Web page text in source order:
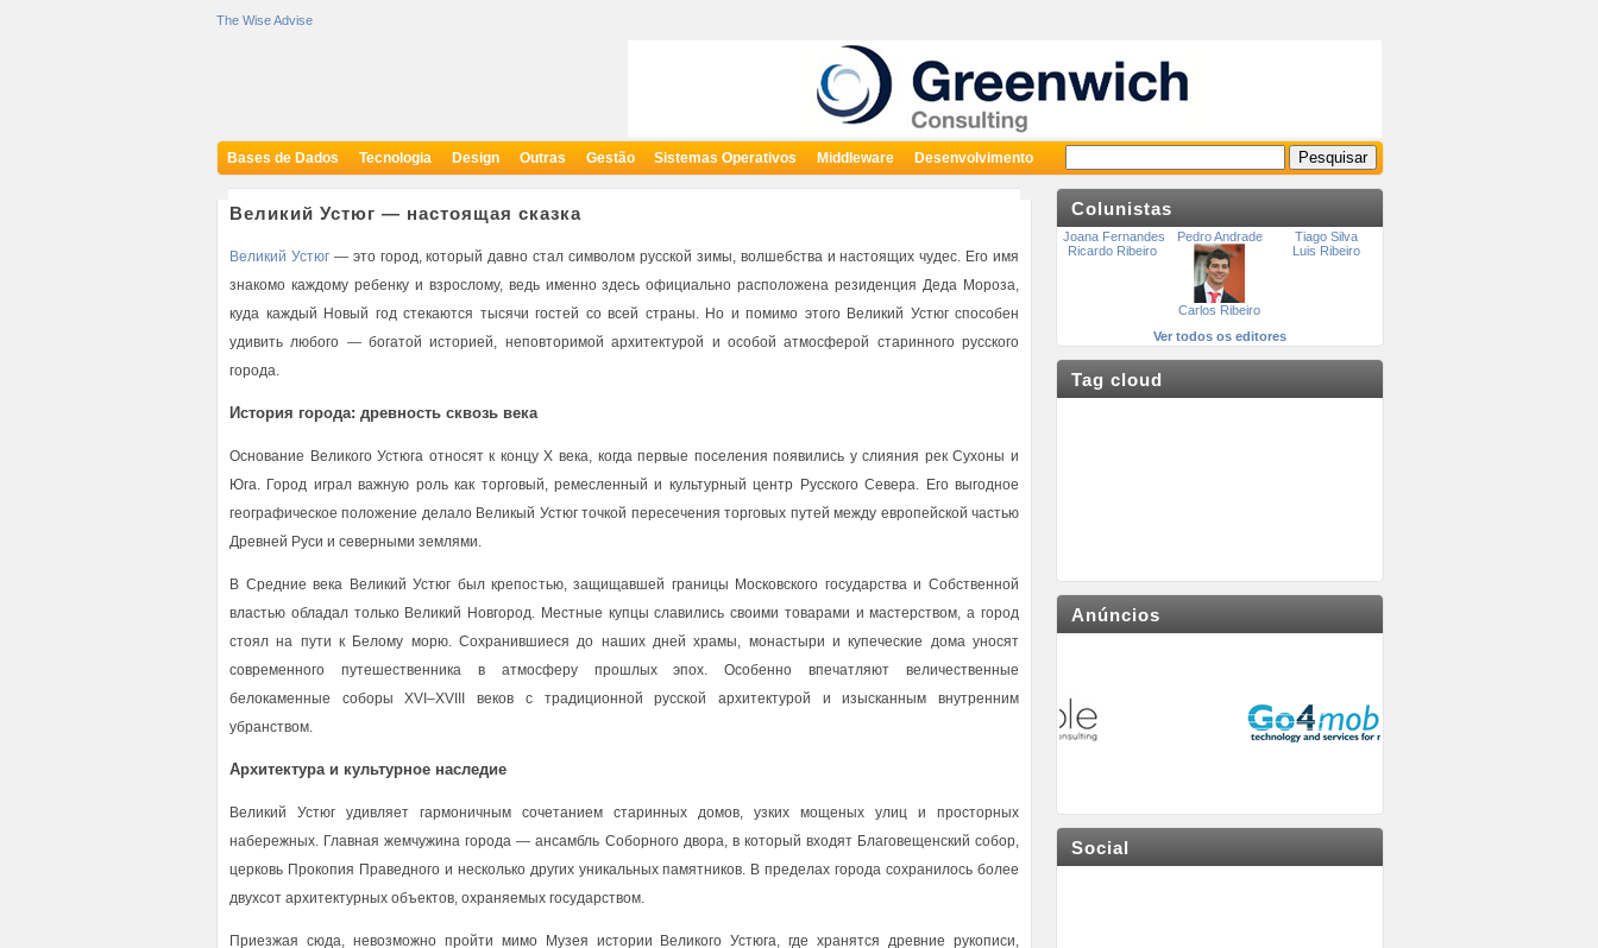
The Wise Advise
Bases de Dados Tecnologia Design Outras Gestão Sistemas Operativos Middleware Desenvolvimento
Великий Устюг — настоящая сказка
Великий Устюг— это город, который давно стал символом русской зимы, волшебства и настоящих чудес. Его имя
знакомо каждому ребенку и взрослому, ведь именно здесь официально расположена резиденция Деда Мороза,
куда каждый Новый год стекаются тысячи гостей со всей страны. Но и помимо этого Великий Устюг способен
удивить любого — богатой историей, неповторимой архитектурой и особой атмосферой старинного русского
города.
История города: древность сквозь века
Основание Великого Устюга относят к концу X века, когда первые поселения появились у слияния рек Сухоны и
Юга. Город играл важную роль как торговый, ремесленный и культурный центр Русского Севера. Его выгодное
географическое положение делало Великый Устюг точкой пересечения торговых путей между европейской частью
Древней Руси и северными землями.
В Средние века Великий Устюг был крепостью, защищавшей границы Московского государства и Собственной
властью обладал только Великий Новгород. Местные купцы славились своими товарами и мастерством, а город
стоял на пути к Белому морю. Сохранившиеся до наших дней храмы, монастыри и купеческие дома уносят
современного путешественника в атмосферу прошлых эпох. Особенно впечатляют величественные
белокаменные соборы XVI–XVIII веков с традиционной русской архитектурой и изысканным внутренним
убранством.
Архитектура и культурное наследие
Великий Устюг удивляет гармоничным сочетанием старинных домов, узких мощеных улиц и просторных
набережных. Главная жемчужина города — ансамбль Соборного двора, в который входят Благовещенский собор,
церковь Прокопия Праведного и несколько других уникальных памятников. В пределах города сохранилось более
двухсот архитектурных объектов, охраняемых государством.
Приезжая сюда, невозможно пройти мимо Музея истории Великого Устюга, где хранятся древние рукописи,
Colunistas
Joana Fernandes Pedro Andrade
Tiago Silva
Ricardo Ribeiro
Carlos Ribeiro
Luis Ribeiro
Ver todos os editores
Tag cloud
Anúncios
Social